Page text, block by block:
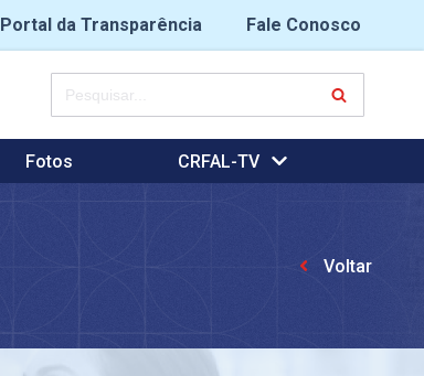
Portal da Transparência
Fale Conosco
Fotos CRFAL-TV
Voltar